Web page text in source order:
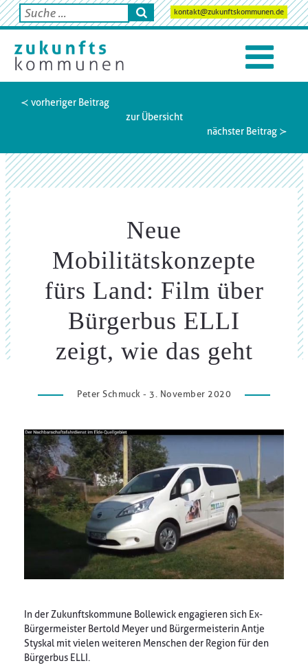
kontakt@zukunftskommunen.de
≺ vorheriger Beitrag
zur Übersicht
nächster Beitrag ≻
Neue
Mobilitätskonzepte
fürs Land: Film über
Bürgerbus ELLI
zeigt, wie das geht
Peter Schmuck - 3. November 2020
In der Zukunftskommune Bollewick engagieren sich Ex-
Bürgermeister Bertold Meyer und Bürgermeisterin Antje
Styskal mit vielen weiteren Menschen der Region für den
Bürgerbus ELLI.